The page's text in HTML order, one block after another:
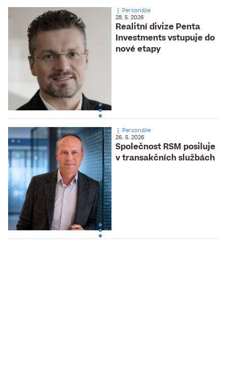
Realitní divize Penta
Investments vstupuje do
nové etapy
Personálie
28. 5. 2026
Společnost RSM posiluje
v transakčních službách
Personálie
26. 5. 2026